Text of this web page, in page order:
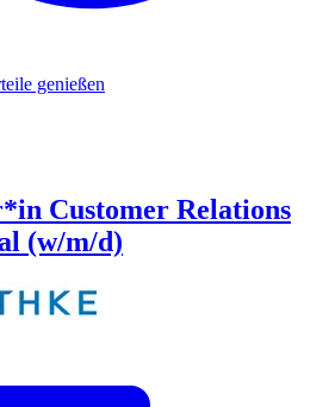
genießen
Customer Relations
(w/m/d)